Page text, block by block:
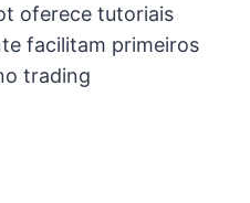
oferece tutoriais
facilitam primeiros
trading